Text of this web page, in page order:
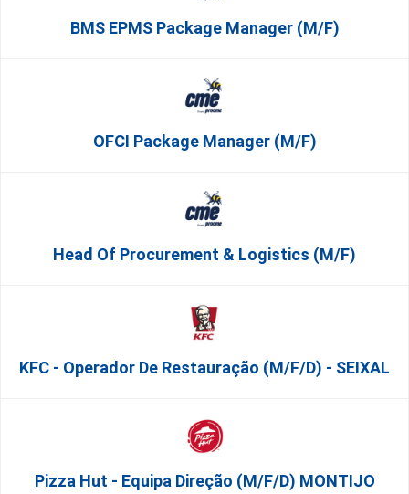
BMS EPMS Package Manager (m/f)
OFCI Package Manager (m/f)
Head Of Procurement & Logistics (m/f)
KFC - Operador De Restauração (m/f/d) - SEIXAL
Pizza Hut - Equipa Direção (m/f/d) MONTIJO